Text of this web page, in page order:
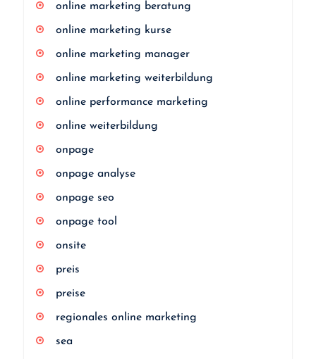
online marketing beratung
online marketing kurse
online marketing manager
online marketing weiterbildung
online performance marketing
online weiterbildung
onpage
onpage analyse
onpage seo
onpage tool
onsite
preis
preise
regionales online marketing
sea